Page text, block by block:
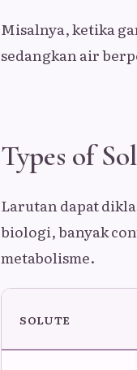
Misalnya, ketika
sedangkan air
Types of
Larutan dapat
biologi, banyak
metabolisme.
SOLUTE